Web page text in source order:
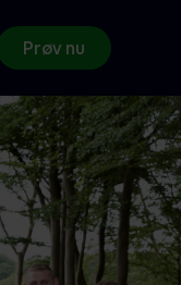
Prøv nu